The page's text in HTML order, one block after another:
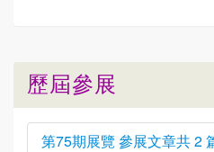
歷屆參展
第75期展覽 參展文章共 2